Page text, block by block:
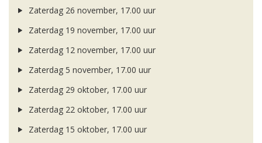
Zaterdag 26 november, 17.00 uur
Zaterdag 19 november, 17.00 uur
Zaterdag 12 november, 17.00 uur
Zaterdag 5 november, 17.00 uur
Zaterdag 29 oktober, 17.00 uur
Zaterdag 22 oktober, 17.00 uur
Zaterdag 15 oktober, 17.00 uur